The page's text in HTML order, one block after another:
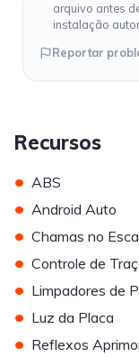
arquivo antes
instalação
Reportar
Recursos
• ABS
• Android Auto
• Chamas no
• Controle de
• Limpadores de
• Luz da Placa
• Reflexos